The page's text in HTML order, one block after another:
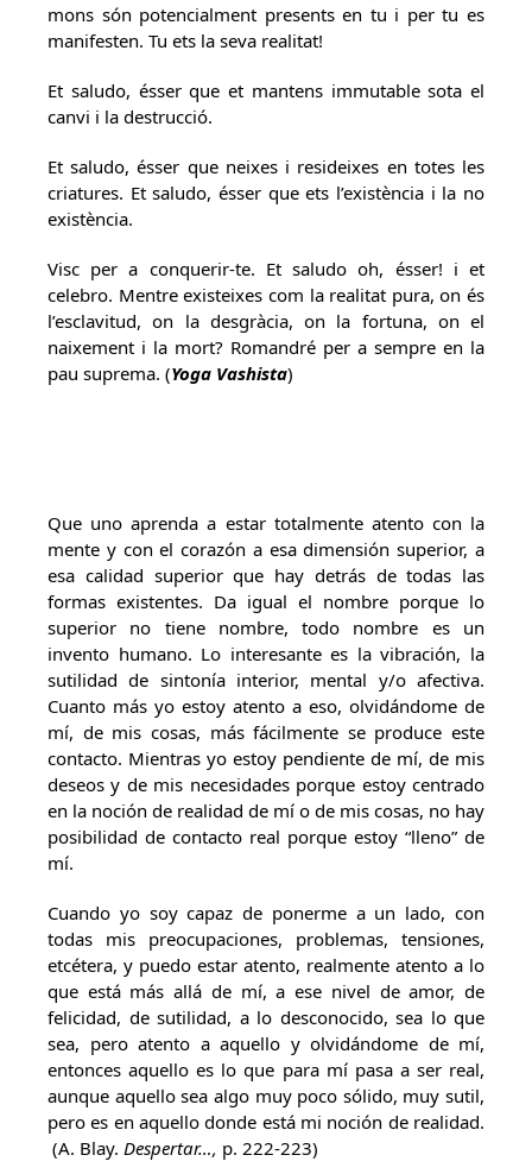
mons són potencialment presents en tu i per tu es
manifesten. Tu ets la seva realitat!
Et saludo, ésser que et mantens immutable sota el
canvi i la destrucció.
Et saludo, ésser que neixes i resideixes en totes les
criatures. Et saludo, ésser que ets l’existència i la no
existència.
Visc per a conquerir-te. Et saludo oh, ésser! i et
celebro. Mentre existeixes com la realitat pura, on és
l’esclavitud, on la desgràcia, on la fortuna, on el
naixement i la mort? Romandré per a sempre en la
pau suprema. (Yoga Vashista)
Que uno aprenda a estar totalmente atento con la
mente y con el corazón a esa dimensión superior, a
esa calidad superior que hay detrás de todas las
formas existentes. Da igual el nombre porque lo
superior no tiene nombre, todo nombre es un
invento humano. Lo interesante es la vibración, la
sutilidad de sintonía interior, mental y/o afectiva.
Cuanto más yo estoy atento a eso, olvidándome de
mí, de mis cosas, más fácilmente se produce este
contacto. Mientras yo estoy pendiente de mí, de mis
deseos y de mis necesidades porque estoy centrado
en la noción de realidad de mí o de mis cosas, no hay
posibilidad de contacto real porque estoy “lleno” de
mí.
Cuando yo soy capaz de ponerme a un lado, con
todas mis preocupaciones, problemas, tensiones,
etcétera, y puedo estar atento, realmente atento a lo
que está más allá de mí, a ese nivel de amor, de
felicidad, de sutilidad, a lo desconocido, sea lo que
sea, pero atento a aquello y olvidándome de mí,
entonces aquello es lo que para mí pasa a ser real,
aunque aquello sea algo muy poco sólido, muy sutil,
pero es en aquello donde está mi noción de realidad.
(A. Blay. Despertar…, p. 222-223)